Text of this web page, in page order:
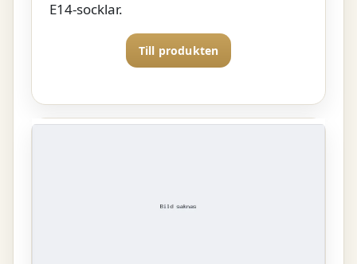
E14-socklar.
Till produkten